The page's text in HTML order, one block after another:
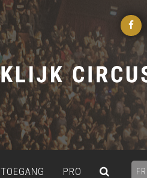
FR
TOEGANG PRO